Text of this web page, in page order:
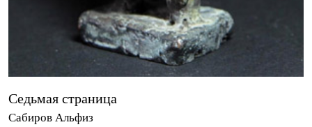
Седьмая страница
Сабиров Альфиз